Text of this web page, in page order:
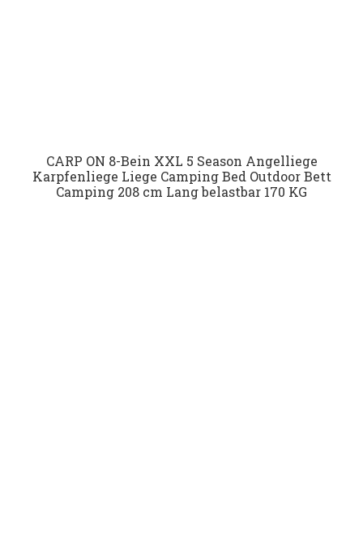
CARP ON 8-Bein XXL 5 Season Angelliege
Karpfenliege Liege Camping Bed Outdoor Bett
Camping 208 cm Lang belastbar 170 KG